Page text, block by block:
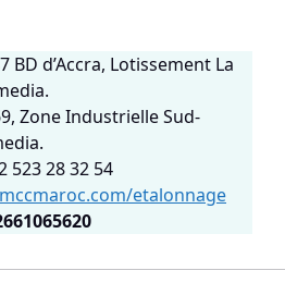
BD d’Accra, Lotissement La
Zone Industrielle Sud-
523 28 32 54
etalonnage